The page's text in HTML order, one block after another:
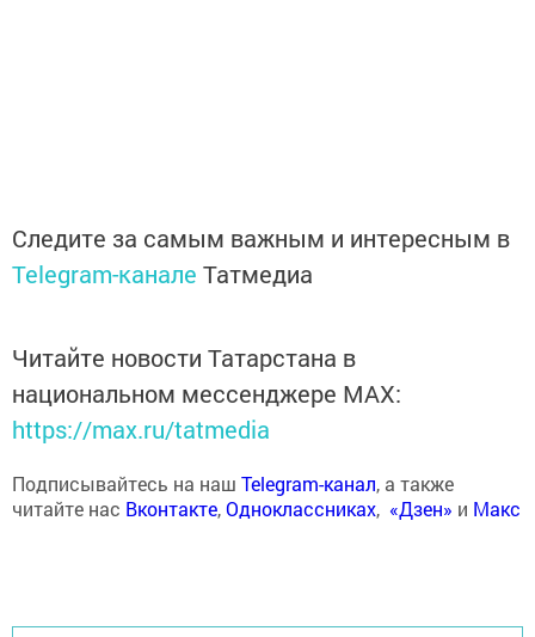
Следите за самым важным и интересным в
Telegram-канале Татмедиа
Читайте новости Татарстана в
национальном мессенджере MАХ:
https://max.ru/tatmedia
Подписывайтесь на наш Telegram-канал, а также
читайте нас Вконтакте,Одноклассниках, «Дзен» и Макс